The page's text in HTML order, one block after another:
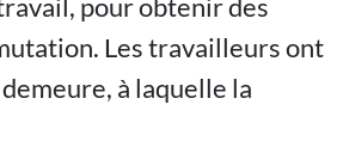
pour obtenir des
Les travailleurs ont
à laquelle la